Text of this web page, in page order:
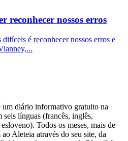
reconhecer nossos erros
é reconhecer nossos erros e
diário informativo gratuito na
línguas (francês, inglês,
Todos os meses, mais de
Aleteia através do seu site, da